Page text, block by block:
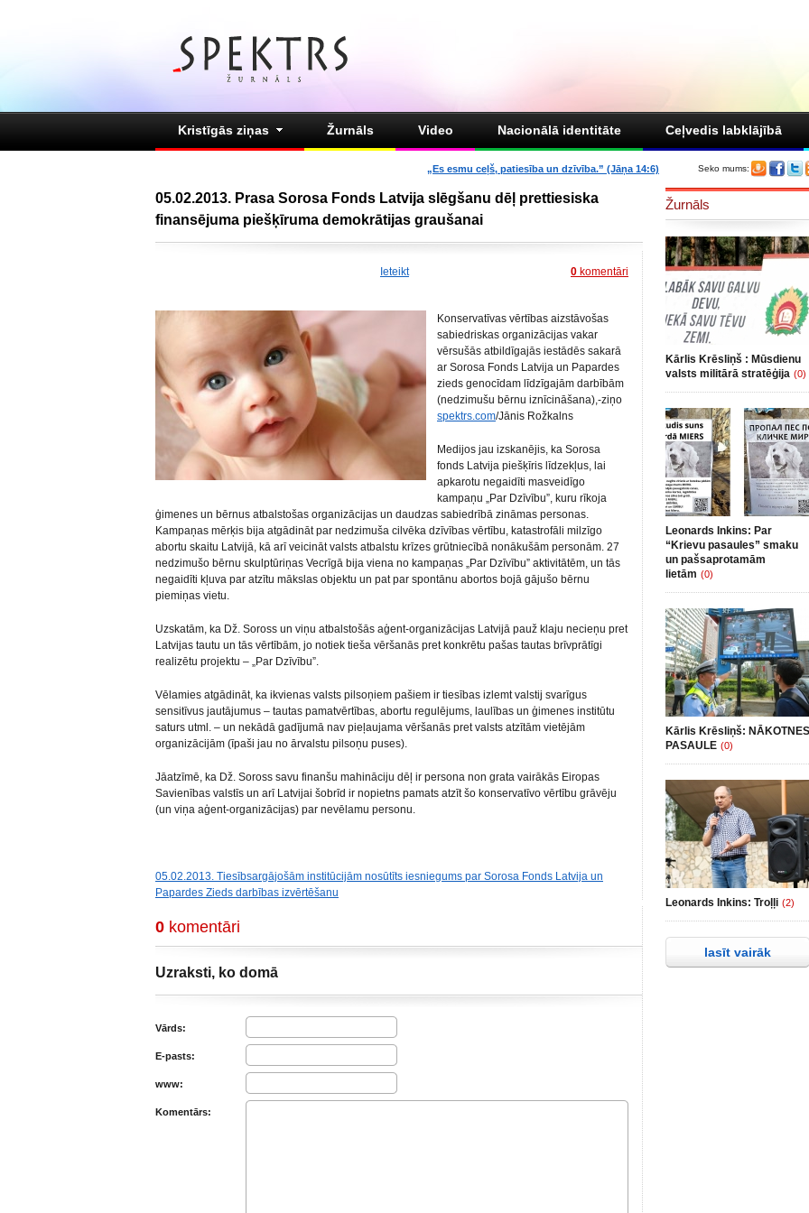
Kristīgās ziņas Žurnāls Video Nacionālā identitāte Ceļvedis labklājībā
Seko mums:
„Es esmu ceļš, patiesība un dzīvība.” (Jāņa 14:6)
05.02.2013. Prasa Sorosa Fonds Latvija slēgšanu dēļ prettiesiska
finansējuma piešķīruma demokrātijas graušanai
Ieteikt 0 komentāri
Konservatīvas vērtības aizstāvošas
sabiedriskas organizācijas vakar
vērsušās atbildīgajās iestādēs sakarā
ar Sorosa Fonds Latvija un Papardes
zieds genocīdam līdzīgajām darbībām
(nedzimušu bērnu iznīcināšana),-ziņo
spektrs.com/Jānis Rožkalns
Medijos jau izskanējis, ka Sorosa
fonds Latvija piešķīris līdzekļus, lai
apkarotu negaidīti masveidīgo
kampaņu „Par Dzīvību”, kuru rīkoja
ģimenes un bērnus atbalstošas organizācijas un daudzas sabiedrībā zināmas personas.
Kampaņas mērķis bija atgādināt par nedzimuša cilvēka dzīvības vērtību, katastrofāli milzīgo
abortu skaitu Latvijā, kā arī veicināt valsts atbalstu krīzes grūtniecībā nonākušām personām. 27
nedzimušo bērnu skulptūriņas Vecrīgā bija viena no kampaņas „Par Dzīvību” aktivitātēm, un tās
negaidīti kļuva par atzītu mākslas objektu un pat par spontānu abortos bojā gājušo bērnu
piemiņas vietu.
Uzskatām, ka Dž. Soross un viņu atbalstošās aģent-organizācijas Latvijā pauž klaju necieņu pret
Latvijas tautu un tās vērtībām, jo notiek tieša vēršanās pret konkrētu pašas tautas brīvprātīgi
realizētu projektu – „Par Dzīvību”.
Vēlamies atgādināt, ka ikvienas valsts pilsoņiem pašiem ir tiesības izlemt valstij svarīgus
sensitīvus jautājumus – tautas pamatvērtības, abortu regulējums, laulības un ģimenes institūtu
saturs utml. – un nekādā gadījumā nav pieļaujama vēršanās pret valsts atzītām vietējām
organizācijām (īpaši jau no ārvalstu pilsoņu puses).
Jāatzīmē, ka Dž. Soross savu finanšu mahināciju dēļ ir persona non grata vairākās Eiropas
Savienības valstīs un arī Latvijai šobrīd ir nopietns pamats atzīt šo konservatīvo vērtību grāvēju
(un viņa aģent-organizācijas) par nevēlamu personu.
05.02.2013. Tiesībsargājošām institūcijām nosūtīts iesniegums par Sorosa Fonds Latvija un
Papardes Zieds darbības izvērtēšanu
0 komentāri
Uzraksti, ko domā
Vārds:
E-pasts:
www:
Komentārs:
Žurnāls
Kārlis Krēsliņš : Mūsdienu
valsts militārā stratēģija (0)
Leonards Inkins: Par
“Krievu pasaules” smaku
un pašsaprotamām
lietām (0)
Kārlis Krēsliņš: NĀKOTNES
PASAULE (0)
Leonards Inkins: Troļļi (2)
lasīt vairāk